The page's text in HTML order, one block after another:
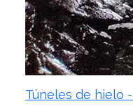
Túneles de hielo